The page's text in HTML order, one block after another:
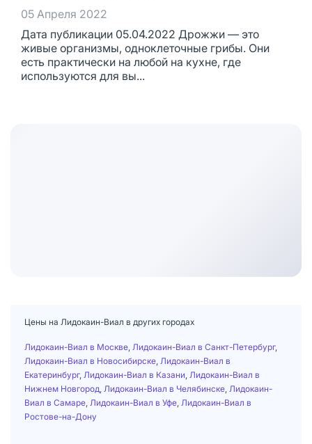
05 Апреля 2022
Дата публикации 05.04.2022 Дрожжи — это
живые организмы, одноклеточные грибы. Они
есть практически на любой на кухне, где
используются для вы...
Цены на Лидокаин-Виал в других городах
Лидокаин-Виал в Москве Лидокаин-Виал в Санкт-Петербург,
Лидокаин-Виал в Новосибирске Лидокаин-Виал в
Екатеринбург, Лидокаин-Виал в Казани Лидокаин-Виал в
Нижнем Новгород Лидокаин-Виал в Челябинске Лидокаин-
Виал в Самаре Лидокаин-Виал в Уфе Лидокаин-Виал в
Ростове-на-Дону